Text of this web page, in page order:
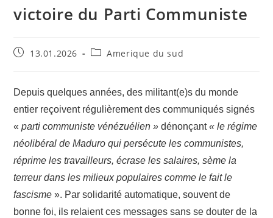
victoire du Parti Communiste
13.01.2026 Amerique du sud
Depuis quelques années, des militant(e)s du monde
entier reçoivent régulièrement des communiqués signés
«parti communiste vénézuélien »dénonçant« le régime
néolibéral de Maduro qui persécute les communistes,
réprime les travailleurs, écrase les salaires, sème la
terreur dans les milieux populaires comme le fait le
fascisme». Par solidarité automatique, souvent de
bonne foi, ils relaient ces messages sans se douter de la